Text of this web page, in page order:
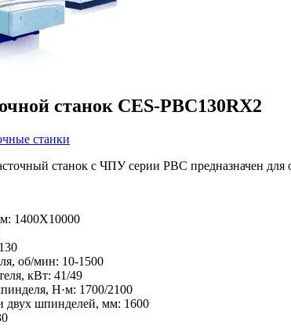
станок CES-PBC130RX2
станки
станок с ЧПУ серии PBC предназначен
: 1400X10000
об/мин: 10-1500
кВт: 41/49
Н·м: 1700/2100
двух шпинделей, мм: 1600